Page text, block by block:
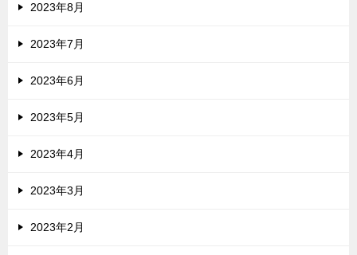
2023年8月
2023年7月
2023年6月
2023年5月
2023年4月
2023年3月
2023年2月